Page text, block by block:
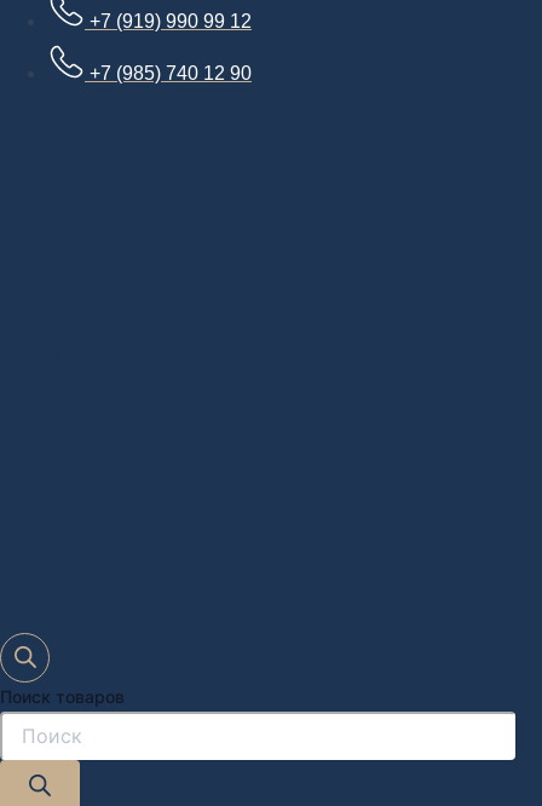
+7 (919) 990 99 12
+7 (985) 740 12 90
Поиск товаров
Дизайн-проект "под ключ" в Москве